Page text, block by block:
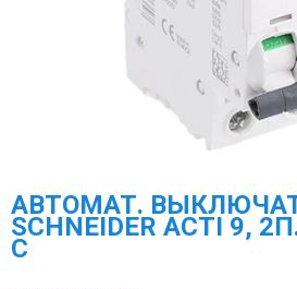
АВТОМАТ.
SCHNEIDER ACTI 9,
С